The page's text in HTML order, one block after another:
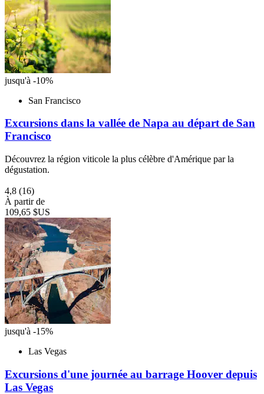
jusqu'à -10%
San Francisco
Excursions dans la vallée de Napa au départ de San
Francisco
Découvrez la région viticole la plus célèbre d'Amérique par la
dégustation.
4,8 (16)
À partir de
109,65 $US
jusqu'à -15%
Las Vegas
Excursions d'une journée au barrage Hoover depuis
Las Vegas